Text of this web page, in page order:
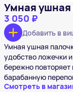
Умная ушная
3 050 ₽
Добавить в
Умная ушная
удобство ложечки
бережно
барабанную
Смотреть в